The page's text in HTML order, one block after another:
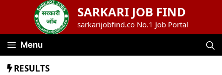
SARKARI JOB FIND
sarkarijobfind.co No.1 Job Portal
Menu
RESULTS